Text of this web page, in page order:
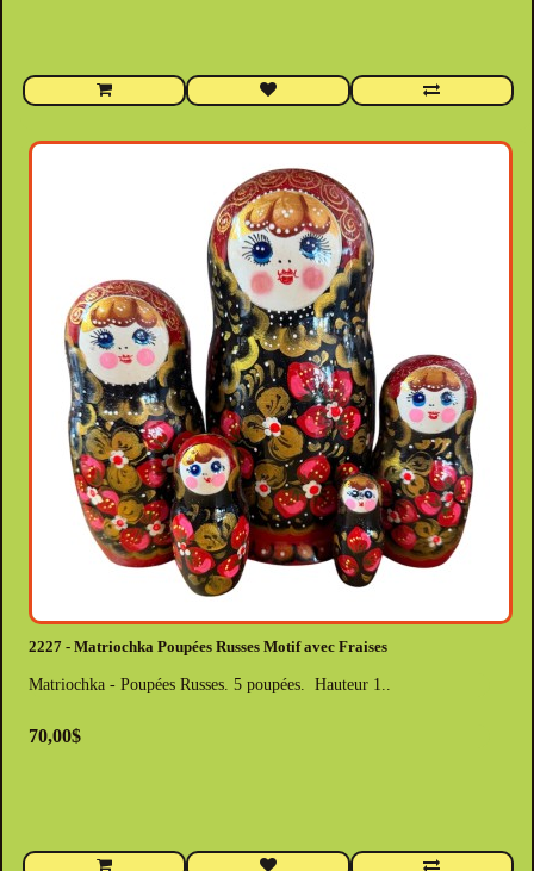
2227 - Matriochka Poupées Russes Motif avec Fraises
Matriochka - Poupées Russes. 5 poupées. Hauteur 1..
70,00$